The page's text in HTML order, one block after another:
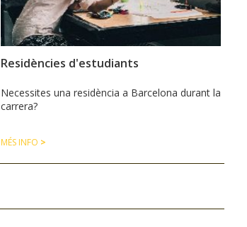
Residències d'estudiants
Necessites una residència a Barcelona durant la
carrera?
MÉS INFO >